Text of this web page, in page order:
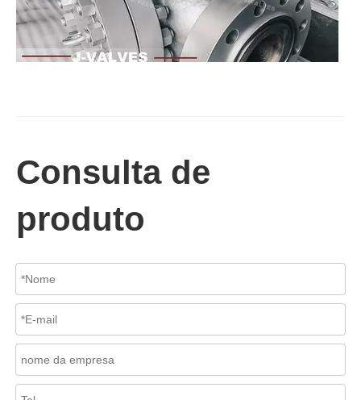
Em sistemas de tubulações industriais, evitar o fluxo reverso é
Consulta de
produto